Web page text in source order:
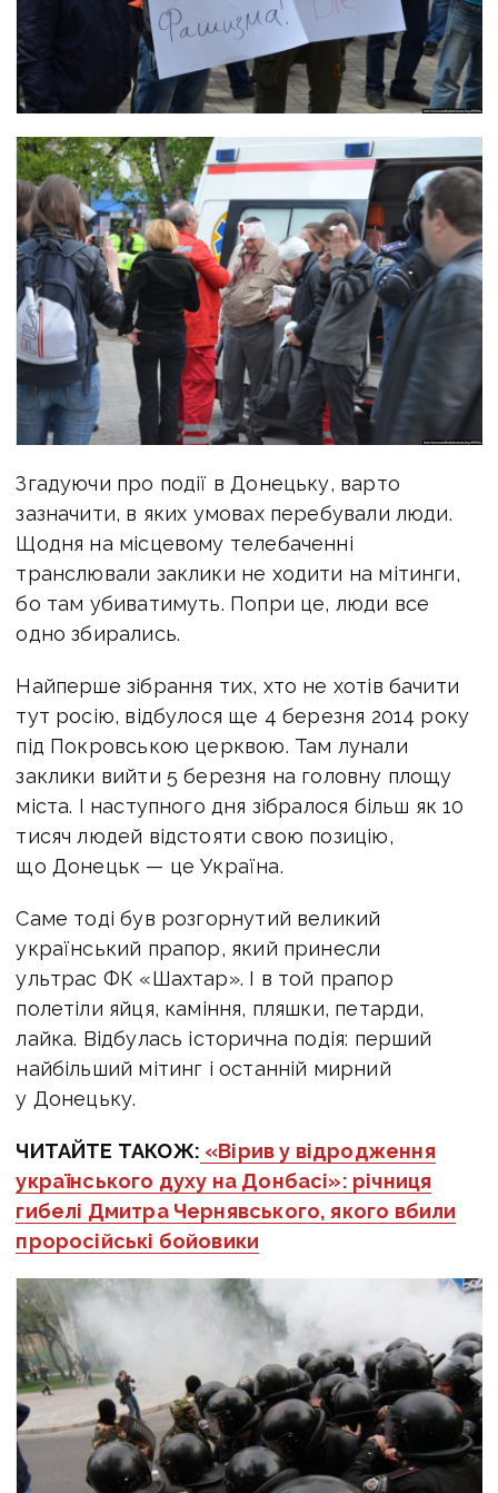
Згадуючи про події в Донецьку, варто
зазначити, в яких умовах перебували люди.
Щодня на місцевому телебаченні
транслювали заклики не ходити на мітинги,
бо там убиватимуть. Попри це, люди все
одно збирались.
Найперше зібрання тих, хто не хотів бачити
тут росію, відбулося ще 4 березня 2014 року
під Покровською церквою. Там лунали
заклики вийти 5 березня на головну площу
міста. І наступного дня зібралося більш як 10
тисяч людей відстояти свою позицію,
що Донецьк — це Україна.
Саме тоді був розгорнутий великий
український прапор, який принесли
ультрас ФК «Шахтар». І в той прапор
полетіли яйця, каміння, пляшки, петарди,
лайка. Відбулась історична подія: перший
найбільший мітинг і останній мирний
у Донецьку.
ЧИТАЙТЕ ТАКОЖ: «Вірив у відродження
українського духу на Донбасі»: річниця
гибелі Дмитра Чернявського, якого вбили
проросійські бойовики